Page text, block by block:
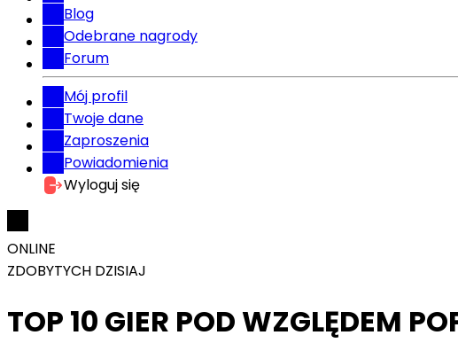
Blog
Odebrane nagrody
Forum
Mój profil
Twoje dane
Zaproszenia
Powiadomienia
Wyloguj się
ONLINE
ZDOBYTYCH DZISIAJ
TOP 10 GIER POD WZGLĘDEM